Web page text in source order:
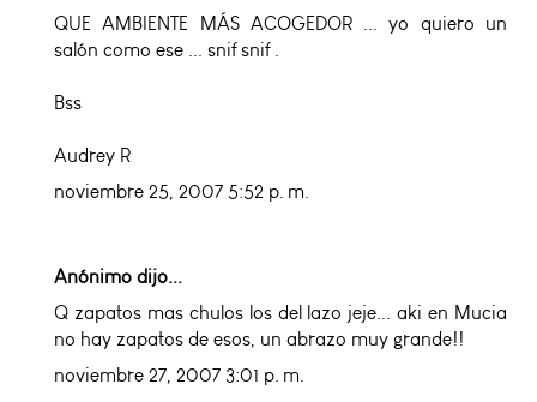
QUE AMBIENTE MÁS ACOGEDOR ... yo quiero un
salón como ese ... snif snif .
Bss
Audrey R
noviembre 25, 2007 5:52 p. m.
Anónimo dijo...
Q zapatos mas chulos los del lazo jeje... aki en Mucia
no hay zapatos de esos, un abrazo muy grande!!
noviembre 27, 2007 3:01 p. m.